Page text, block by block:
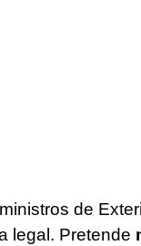
de
legal. Pretende